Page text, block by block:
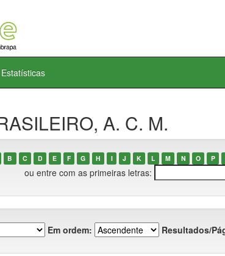
Estatísticas
A. C. M.
B C D E F G H I J K L M N O P
ou entre com as primeiras letras:
Em ordem: Resultados/